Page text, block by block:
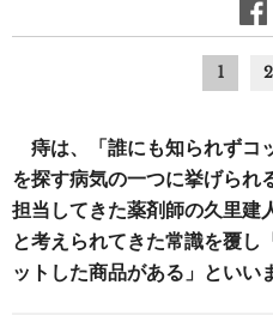
1 2
痔は、「誰にも知られずコ
を探す病気の一つに挙げられ
担当してきた薬剤師の久里建
と考えられてきた常識を覆し
ットした商品がある」といい